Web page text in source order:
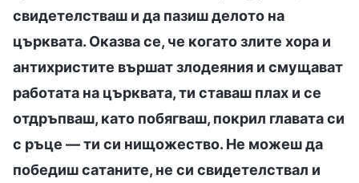
свидетелстваш и да пазиш делото на
църквата. Оказва се, че когато злите хора и
антихристите вършат злодеяния и смущават
работата на църквата, ти ставаш плах и се
отдръпваш, като побягваш, покрил главата си
с ръце — ти си нищожество. Не можеш да
победиш сатаните, не си свидетелствал и